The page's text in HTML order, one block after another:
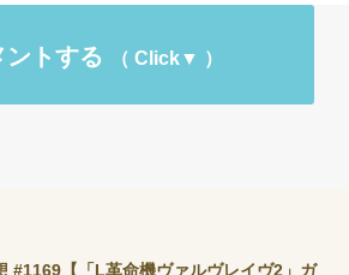
ントする
#1169【「L革命機ヴァルヴレイヴ2」ガ